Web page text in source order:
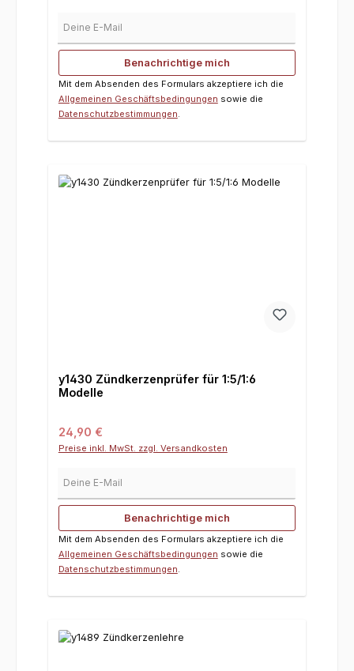
Benachrichtige mich
Mit dem Absenden des Formulars akzeptiere ich die
Allgemeinen Geschäftsbedingungen sowie die
Datenschutzbestimmungen.
y1430 Zündkerzenprüfer für 1:5/1:6
Modelle
Regulärer Preis:
24,90 €
Preise inkl. MwSt. zzgl. Versandkosten
Benachrichtige mich
Mit dem Absenden des Formulars akzeptiere ich die
Allgemeinen Geschäftsbedingungen sowie die
Datenschutzbestimmungen.